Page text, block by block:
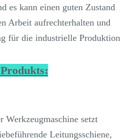
es kann einen guten Zustand
Arbeit aufrechterhalten und
für die industrielle Produktion
Werkzeugmaschine setzt
Leitungsschiene,